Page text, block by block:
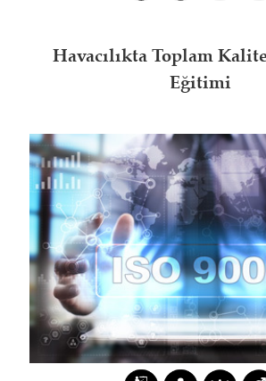
Havacılıkta Toplam
Eğitimi